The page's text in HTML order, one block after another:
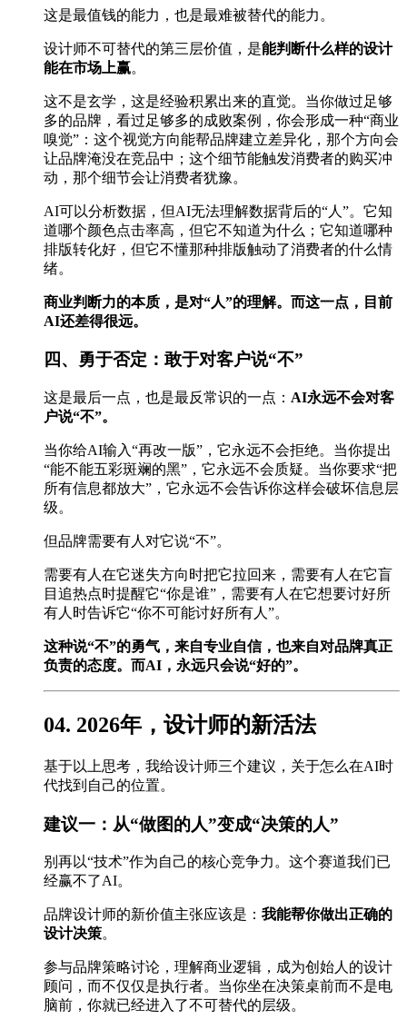
这是最值钱的能力，也是最难被替代的能力。
设计师不可替代的第三层价值，是能判断什么样的设计
能在市场上赢。
这不是玄学，这是经验积累出来的直觉。当你做过足够
多的品牌，看过足够多的成败案例，你会形成一种“商业
嗅觉”：这个视觉方向能帮品牌建立差异化，那个方向会
让品牌淹没在竞品中；这个细节能触发消费者的购买冲
动，那个细节会让消费者犹豫。
AI可以分析数据，但AI无法理解数据背后的“人”。它知
道哪个颜色点击率高，但它不知道为什么；它知道哪种
排版转化好，但它不懂那种排版触动了消费者的什么情
绪。
商业判断力的本质，是对“人”的理解。而这一点，目前
AI还差得很远。
四、勇于否定：敢于对客户说“不”
这是最后一点，也是最反常识的一点： AI永远不会对客
户说“不”。
当你给AI输入“再改一版”，它永远不会拒绝。当你提出
“能不能五彩斑斓的黑”，它永远不会质疑。当你要求“把
所有信息都放大”，它永远不会告诉你这样会破坏信息层
级。
但品牌需要有人对它说“不”。
需要有人在它迷失方向时把它拉回来，需要有人在它盲
目追热点时提醒它“你是谁”，需要有人在它想要讨好所
有人时告诉它“你不可能讨好所有人”。
这种说“不”的勇气，来自专业自信，也来自对品牌真正
负责的态度。而AI，永远只会说“好的”。
04. 2026年，设计师的新活法
基于以上思考，我给设计师三个建议，关于怎么在AI时
代找到自己的位置。
建议一：从“做图的人”变成“决策的人”
别再以“技术”作为自己的核心竞争力。这个赛道我们已
经赢不了AI。
品牌设计师的新价值主张应该是： 我能帮你做出正确的
设计决策。
参与品牌策略讨论，理解商业逻辑，成为创始人的设计
顾问，而不仅仅是执行者。当你坐在决策桌前而不是电
脑前，你就已经进入了不可替代的层级。